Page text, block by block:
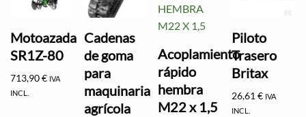
Motoazada
SR1Z-80
713,90€ IVA
INCL.
Cadenas
de goma
para
maquinaria
agrícola
Acoplamiento
rápido
hembra
M22 x 1,5
Piloto
Trasero
Britax
26,61€ IVA
INCL.